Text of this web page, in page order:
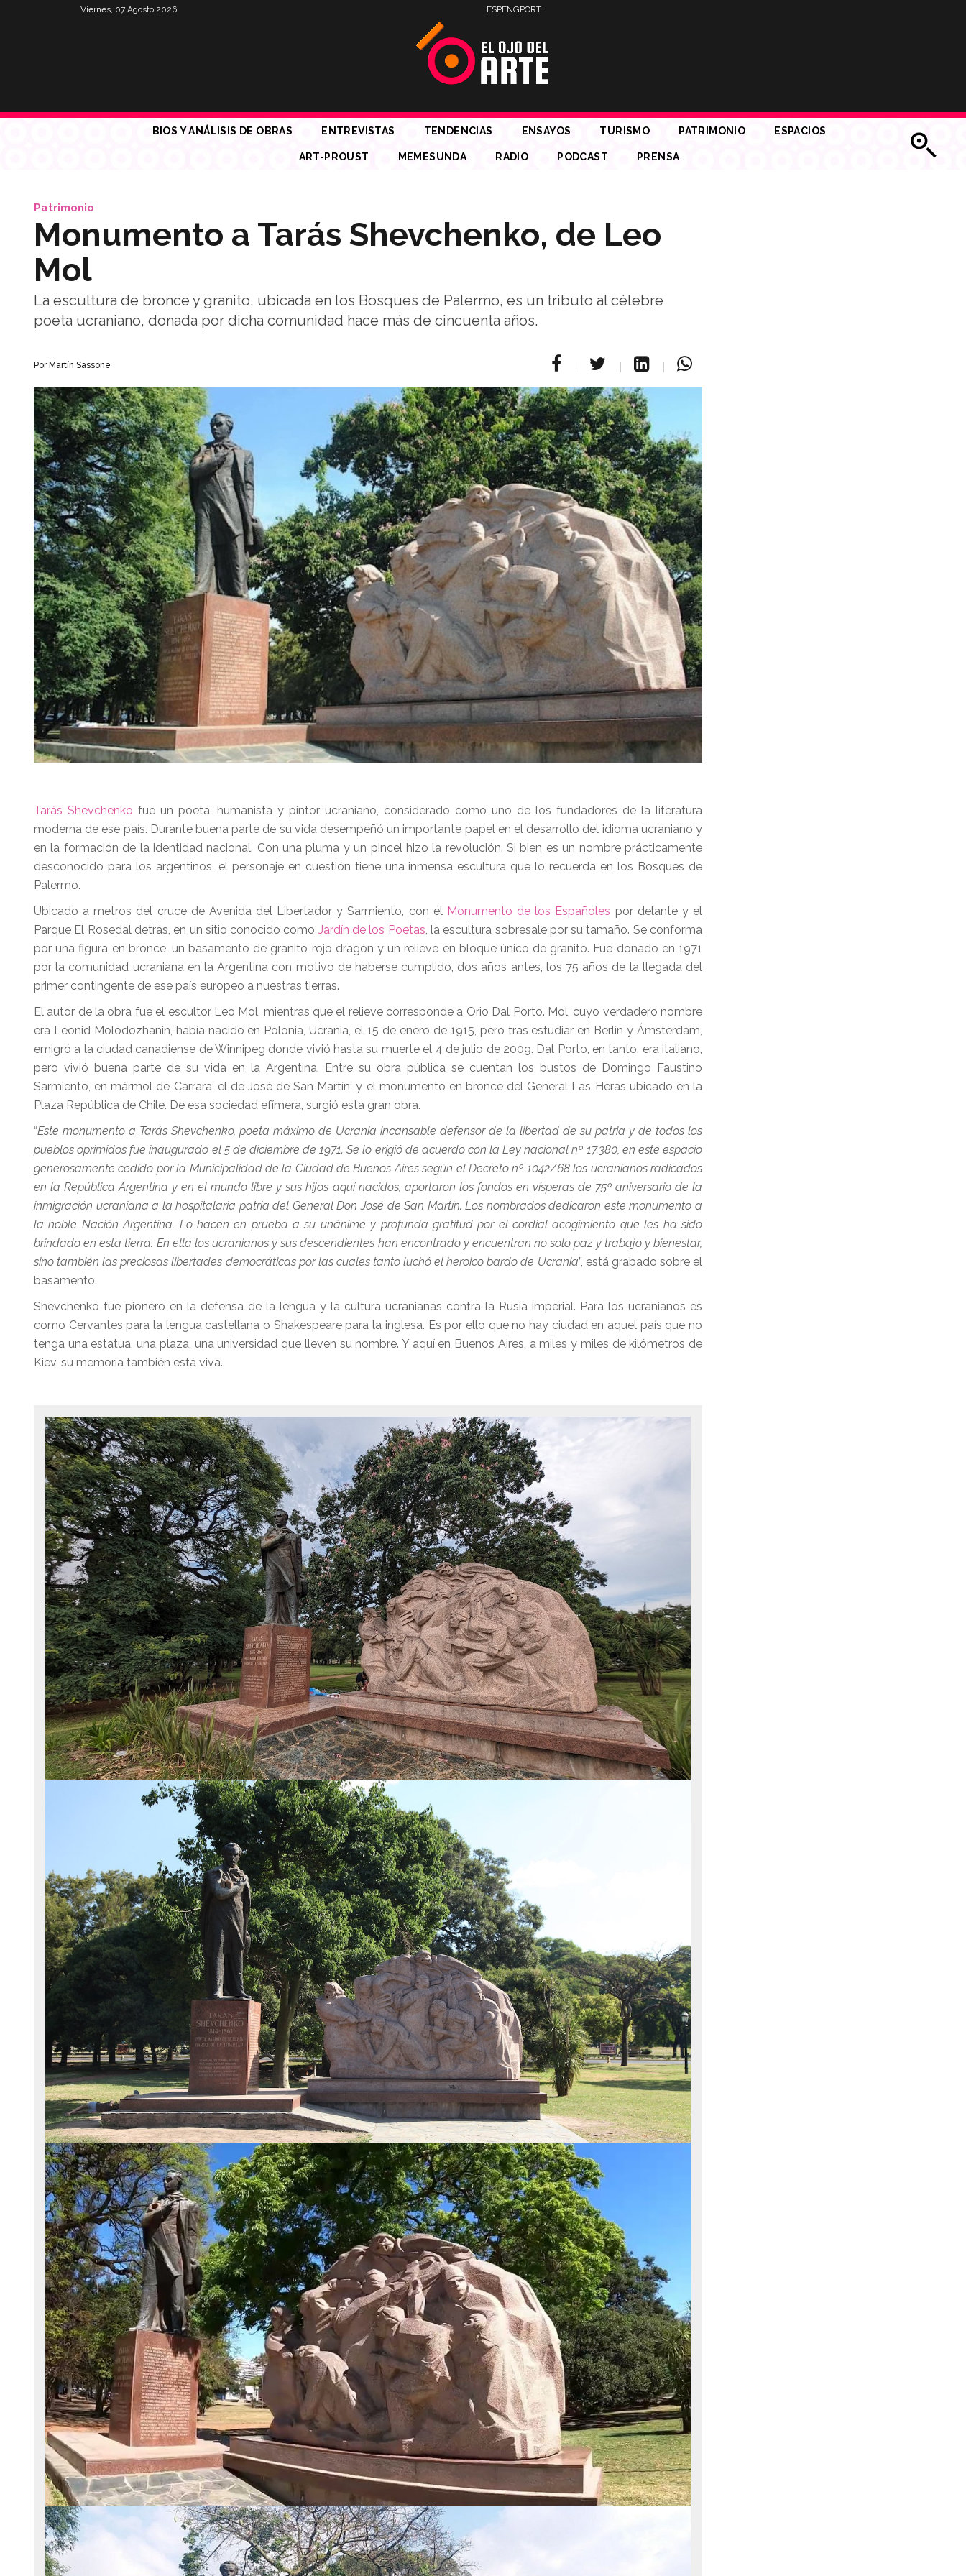
Viernes, 07 Agosto 2026 ESPENGPORT
BIOS Y ANÁLISIS DE OBRAS ENTREVISTAS TENDENCIAS ENSAYOS TURISMO PATRIMONIO ESPACIOS
ART-PROUST MEMESUNDA RADIO PODCAST PRENSA
Patrimonio
Monumento a Tarás Shevchenko, de Leo
Mol
La escultura de bronce y granito, ubicada en los Bosques de Palermo, es un tributo al célebre
poeta ucraniano, donada por dicha comunidad hace más de cincuenta años.
Por Martín Sassone
Tarás Shevchenko fue un poeta, humanista y pintor ucraniano, considerado como uno de los fundadores de la literatura
moderna de ese país. Durante buena parte de su vida desempeñó un importante papel en el desarrollo del idioma ucraniano y
en la formación de la identidad nacional. Con una pluma y un pincel hizo la revolución. Si bien es un nombre prácticamente
desconocido para los argentinos, el personaje en cuestión tiene una inmensa escultura que lo recuerda en los Bosques de
Palermo.
Ubicado a metros del cruce de Avenida del Libertador y Sarmiento, con el Monumento de los Españoles por delante y el
Parque El Rosedal detrás, en un sitio conocido como Jardín de los Poetas, la escultura sobresale por su tamaño. Se conforma
por una figura en bronce, un basamento de granito rojo dragón y un relieve en bloque único de granito. Fue donado en 1971
por la comunidad ucraniana en la Argentina con motivo de haberse cumplido, dos años antes, los 75 años de la llegada del
primer contingente de ese país europeo a nuestras tierras.
El autor de la obra fue el escultor Leo Mol, mientras que el relieve corresponde a Orio Dal Porto. Mol, cuyo verdadero nombre
era Leonid Molodozhanin, había nacido en Polonia, Ucrania, el 15 de enero de 1915, pero tras estudiar en Berlín y Ámsterdam,
emigró a la ciudad canadiense de Winnipeg donde vivió hasta su muerte el 4 de julio de 2009. Dal Porto, en tanto, era italiano,
pero vivió buena parte de su vida en la Argentina. Entre su obra pública se cuentan los bustos de Domingo Faustino
Sarmiento, en mármol de Carrara; el de José de San Martín; y el monumento en bronce del General Las Heras ubicado en la
Plaza República de Chile. De esa sociedad efímera, surgió esta gran obra.
“Este monumento a Tarás Shevchenko, poeta máximo de Ucrania incansable defensor de la libertad de su patria y de todos los
pueblos oprimidos fue inaugurado el 5 de diciembre de 1971. Se lo erigió de acuerdo con la Ley nacional nº 17.380, en este espacio
generosamente cedido por la Municipalidad de la Ciudad de Buenos Aires según el Decreto nº 1042/68 los ucranianos radicados
en la República Argentina y en el mundo libre y sus hijos aquí nacidos, aportaron los fondos en vísperas de 75º aniversario de la
inmigración ucraniana a la hospitalaria patria del General Don José de San Martín. Los nombrados dedicaron este monumento a
la noble Nación Argentina. Lo hacen en prueba a su unánime y profunda gratitud por el cordial acogimiento que les ha sido
brindado en esta tierra. En ella los ucranianos y sus descendientes han encontrado y encuentran no solo paz y trabajo y bienestar,
sino también las preciosas libertades democráticas por las cuales tanto luchó el heroico bardo de Ucrania”, está grabado sobre el
basamento.
Shevchenko fue pionero en la defensa de la lengua y la cultura ucranianas contra la Rusia imperial. Para los ucranianos es
como Cervantes para la lengua castellana o Shakespeare para la inglesa. Es por ello que no hay ciudad en aquel país que no
tenga una estatua, una plaza, una universidad que lleven su nombre. Y aquí en Buenos Aires, a miles y miles de kilómetros de
Kiev, su memoria también está viva.